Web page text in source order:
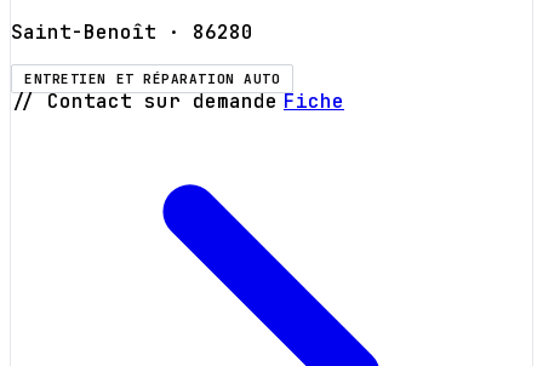
Saint-Benoît · 86280
ENTRETIEN ET RÉPARATION AUTO
// Contact sur demande Fiche